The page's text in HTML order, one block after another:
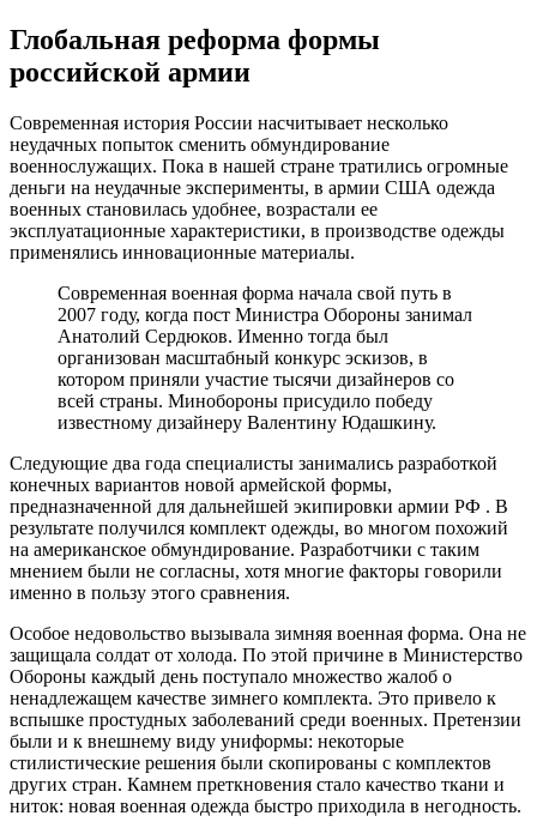
Глобальная реформа формы
российской армии
Современная история России насчитывает несколько
неудачных попыток сменить обмундирование
военнослужащих. Пока в нашей стране тратились огромные
деньги на неудачные эксперименты, в армии США одежда
военных становилась удобнее, возрастали ее
эксплуатационные характеристики, в производстве одежды
применялись инновационные материалы.
Современная военная форма начала свой путь в
2007 году, когда пост Министра Обороны занимал
Анатолий Сердюков. Именно тогда был
организован масштабный конкурс эскизов, в
котором приняли участие тысячи дизайнеров со
всей страны. Минобороны присудило победу
известному дизайнеру Валентину Юдашкину.
Следующие два года специалисты занимались разработкой
конечных вариантов новой армейской формы,
предназначенной для дальнейшей экипировки армии РФ . В
результате получился комплект одежды, во многом похожий
на американское обмундирование. Разработчики с таким
мнением были не согласны, хотя многие факторы говорили
именно в пользу этого сравнения.
Особое недовольство вызывала зимняя военная форма. Она не
защищала солдат от холода. По этой причине в Министерство
Обороны каждый день поступало множество жалоб о
ненадлежащем качестве зимнего комплекта. Это привело к
вспышке простудных заболеваний среди военных. Претензии
были и к внешнему виду униформы: некоторые
стилистические решения были скопированы с комплектов
других стран. Камнем преткновения стало качество ткани и
ниток: новая военная одежда быстро приходила в негодность.